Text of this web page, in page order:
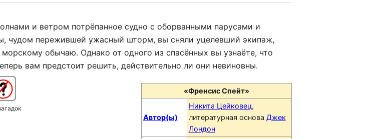
и ветром потрёпанное судно с оборванными парусами и
чудом пережившей ужасный шторм, вы сняли уцелевший экипаж,
обычаю. Однако от одного из спасённых вы узнаёте, что
вам предстоит решить, действительно ли они невиновны.
«Френсис Спейт»
Автор(ы)
Никита Цейковец,
литературная основа Джек
Лондон